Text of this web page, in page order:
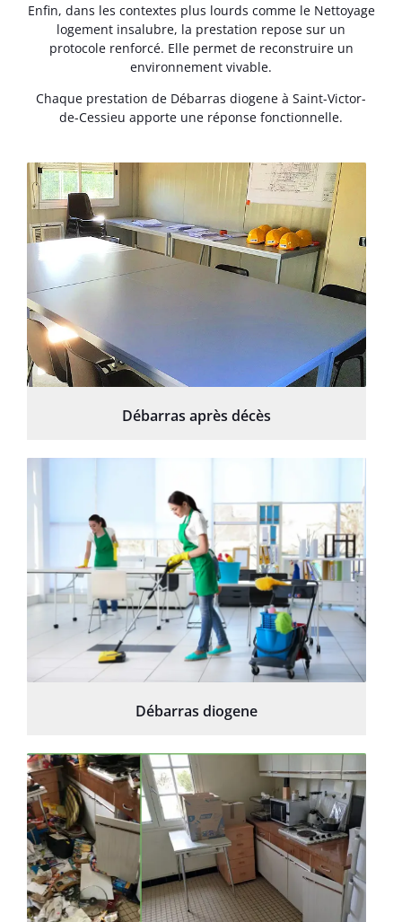
Enfin, dans les contextes plus lourds comme le Nettoyage
logement insalubre, la prestation repose sur un
protocole renforcé. Elle permet de reconstruire un
environnement vivable.
Chaque prestation de Débarras diogene à Saint-Victor-
de-Cessieu apporte une réponse fonctionnelle.
Débarras après décès
Débarras diogene